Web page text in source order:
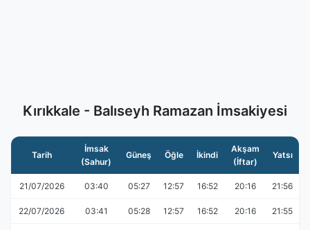
Kırıkkale - Balıseyh Ramazan İmsakiyesi
Tarih
İmsak
(Sahur)
Güneş Öğle İkindi
Akşam
(İftar)
Yatsı
21/07/2026 03:40 05:27 12:57 16:52 20:16 21:56
22/07/2026 03:41 05:28 12:57 16:52 20:16 21:55